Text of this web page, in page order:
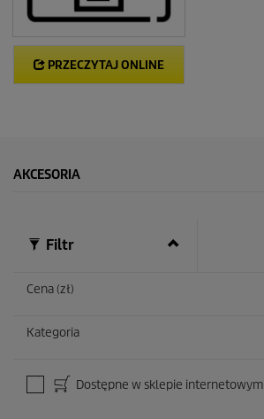
PRZECZYTAJ ONLINE
AKCESORIA
Filtr
Cena (zł)
Kategoria
Dostępne w sklepie internetowym